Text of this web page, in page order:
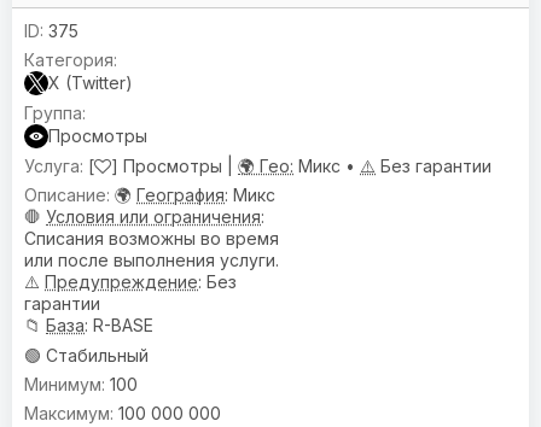
375
X (Twitter)
Просмотры
[
] Просмотры | 🌍 Гео: Микс • ⚠️ Без гарантии
🌍 География: Микс
🛑 Условия или ограничения:
Списания возможны во время
или после выполнения услуги.
⚠️ Предупреждениe: Без
гарантии
📁 База: R-BASE
🟢 Стабильный
100
100 000 000